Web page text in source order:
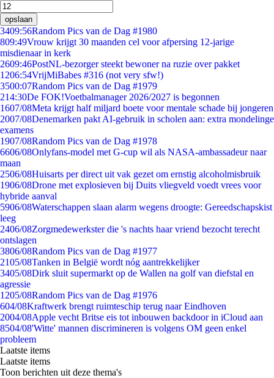
opslaan
3409:56Random Pics van de Dag #1980
809:49Vrouw krijgt 30 maanden cel voor afpersing 12-jarige
misdienaar in kerk
2609:46PostNL-bezorger steekt bewoner na ruzie over pakket
1206:54VrijMiBabes #316 (not very sfw!)
3500:07Random Pics van de Dag #1979
214:30De FOK!Voetbalmanager 2026/2027 is begonnen
1607/08Meta krijgt half miljard boete voor mentale schade bij jongeren
2007/08Denemarken pakt AI-gebruik in scholen aan: extra mondelinge
examens
1907/08Random Pics van de Dag #1978
6606/08Onlyfans-model met G-cup wil als NASA-ambassadeur naar
maan
2506/08Huisarts per direct uit vak gezet om ernstig alcoholmisbruik
1906/08Drone met explosieven bij Duits vliegveld voedt vrees voor
hybride aanval
5906/08Waterschappen slaan alarm wegens droogte: Gereedschapskist
leeg
2406/08Zorgmedewerkster die 's nachts haar vriend bezocht terecht
ontslagen
3806/08Random Pics van de Dag #1977
2105/08Tanken in België wordt nóg aantrekkelijker
3405/08Dirk sluit supermarkt op de Wallen na golf van diefstal en
agressie
1205/08Random Pics van de Dag #1976
604/08Kraftwerk brengt ruimteschip terug naar Eindhoven
2004/08Apple vecht Britse eis tot inbouwen backdoor in iCloud aan
8504/08'Witte' mannen discrimineren is volgens OM geen enkel
probleem
Laatste items
Laatste items
Toon berichten uit deze thema's